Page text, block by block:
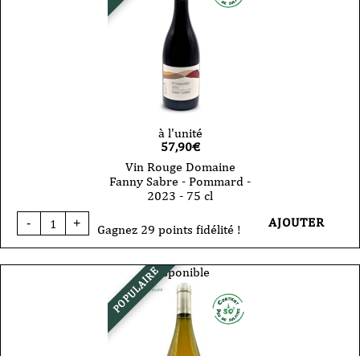
à l'unité
57,90€
Vin Rouge Domaine
Fanny Sabre - Pommard -
2023 - 75 cl
-
quantité
de
Domaine
+ Gagnez 29 points fidélité ! AJOUTER
POPULAIREDisponible